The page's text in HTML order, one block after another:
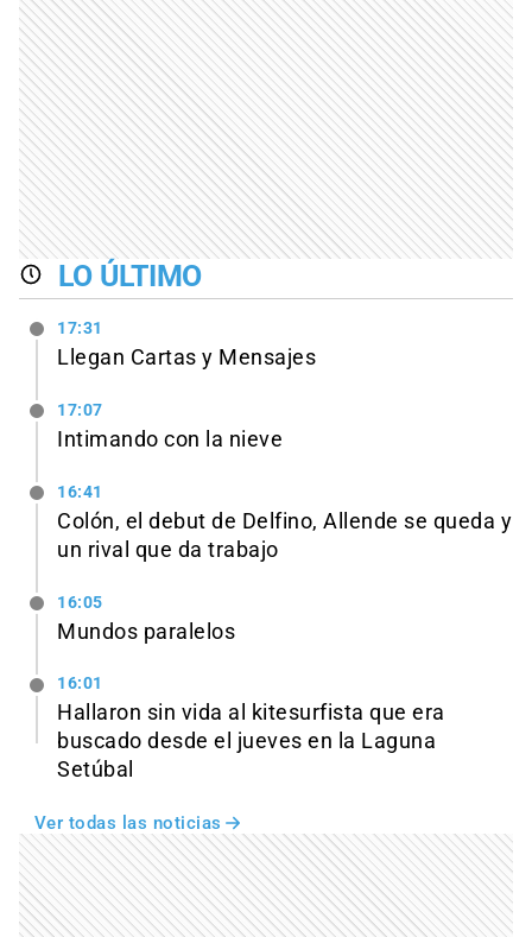
LO ÚLTIMO
17:31
Llegan Cartas y Mensajes
17:07
Intimando con la nieve
16:41
Colón, el debut de Delfino, Allende se queda y
un rival que da trabajo
16:05
Mundos paralelos
16:01
Hallaron sin vida al kitesurfista que era
buscado desde el jueves en la Laguna
Setúbal
Ver todas las noticias